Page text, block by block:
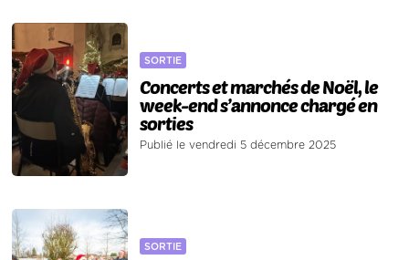
SORTIE
Concerts et marchés de Noël, le
week-end s’annonce chargé en
sorties
Publié le vendredi 5 décembre 2025
SORTIE